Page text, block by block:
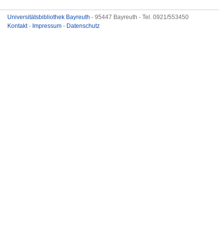
Universitätsbibliothek Bayreuth - 95447 Bayreuth - Tel. 0921/553450
Kontakt- Impressum - Datenschutz